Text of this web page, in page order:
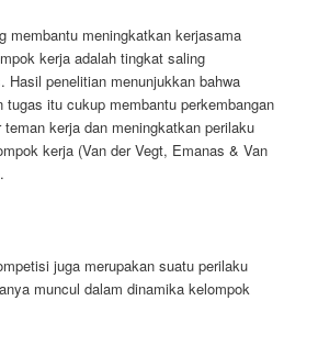
membantu meningkatkan kerjasama
kerja adalah tingkat saling
Hasil penelitian menunjukkan bahwa
tugas itu cukup membantu perkembangan
kerja dan meningkatkan perilaku
kerja (Van der Vegt, Emanas & Van
juga merupakan suatu perilaku
muncul dalam dinamika kelompok